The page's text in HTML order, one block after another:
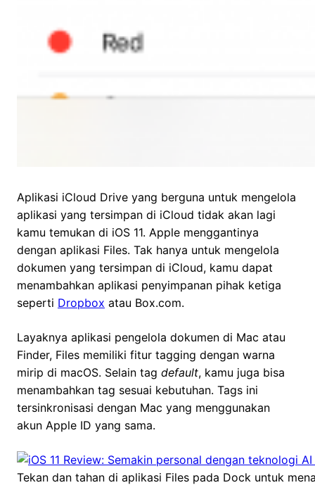
Aplikasi iCloud Drive yang berguna untuk mengelola
aplikasi yang tersimpan di iCloud tidak akan lagi
kamu temukan di iOS 11. Apple menggantinya
dengan aplikasi Files. Tak hanya untuk mengelola
dokumen yang tersimpan di iCloud, kamu dapat
menambahkan aplikasi penyimpanan pihak ketiga
seperti Dropbox atau Box.com.
Layaknya aplikasi pengelola dokumen di Mac atau
Finder, Files memiliki fitur tagging dengan warna
mirip di macOS. Selain tag default, kamu juga bisa
menambahkan tag sesuai kebutuhan. Tags ini
tersinkronisasi dengan Mac yang menggunakan
akun Apple ID yang sama.
Tekan dan tahan di aplikasi Files pada Dock untuk